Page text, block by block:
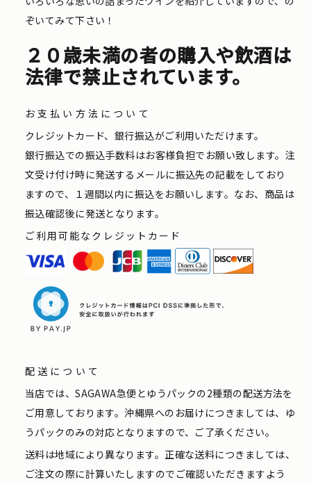
ぞいてみて下さい！
２０歳未満の者の購入や飲酒は
法律で禁止されています。
お支払い方法について
クレジットカード、銀行振込がご利用いただけます。
銀行振込での振込手数料はお客様負担でお願い致します。注
文受け付け時に発送するメールに振込先の記載をしており
ますので、１週間以内に振込をお願いします。なお、商品は
振込確認後に発送となります。
ご利用可能なクレジットカード
配送について
当店では、SAGAWA急便とゆうパックの2種類の配送方法を
ご用意しております。沖縄県へのお届けにつきましては、ゆ
うパックのみの対応となりますので、ご了承ください。
送料は地域により異なります。正確な送料につきましては、
ご注文の際に計算いたしますのでご確認いただきますよう